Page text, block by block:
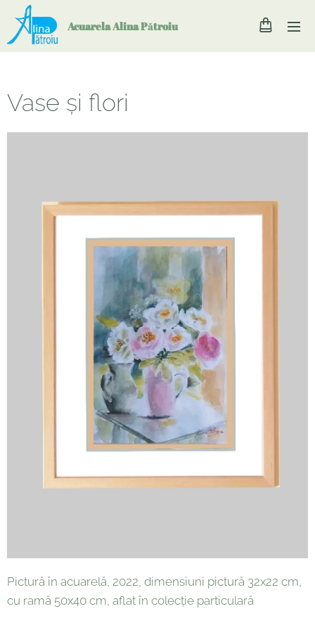
Acuarela Alina Pătroiu
Vase și flori
Pictură în acuarelă, 2022, dimensiuni pictură 32x22 cm,
cu ramă 50x40 cm, aflat în colecție particulară